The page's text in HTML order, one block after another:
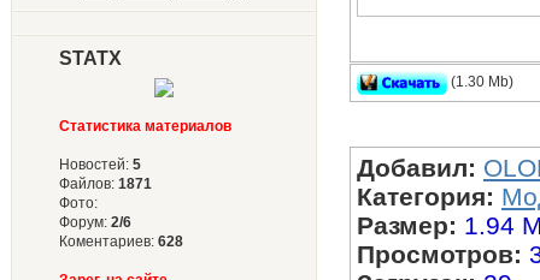
STATX
Статистика материалов
Новостей: 5
Файлов: 1871
Фото:
Форум: 2/6
Коментариев: 628
(1.30 Mb)
Добавил:
Категория:
Размер: 1.94
Просмотров: